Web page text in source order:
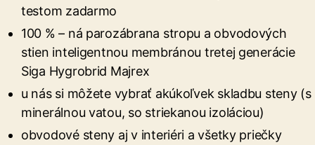
testom zadarmo
100 % – ná parozábrana stropu a obvodových
stien inteligentnou membránou tretej generácie
Siga Hygrobrid Majrex
u nás si môžete vybrať akúkoľvek skladbu steny (s
minerálnou vatou, so striekanou izoláciou)
obvodové steny aj v interiéri a všetky priečky